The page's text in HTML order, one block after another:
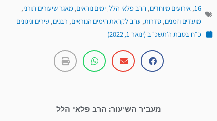
16
, אירועים מיוחדים, הרב פלאי הלל, ימים נוראים, מאגר שיעורים תורני,
מועדים וזמנים, סדרות, ערב לקראת הימים הנוראים, רבנים, שירים וניגונים
כ״ח בטבת ה׳תשפ״ב (ינואר 1, 2022)
מעביר השיעור: הרב פלאי הלל